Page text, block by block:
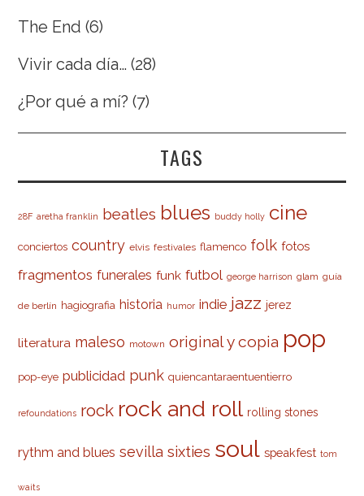
The End (6)
Vivir cada día… (28)
¿Por qué a mí? (7)
TAGS
28F aretha franklin beatles blues buddy holly cine
conciertos country elvis festivales flamenco folk fotos
fragmentos funerales funk futbol george harrison glam guía
de berlín hagiografia historia humor indie jazz jerez
literatura maleso motown original y copia pop
pop-eye publicidad punk quiencantaraentuentierro
refoundations rock rock and roll rolling stones
rythm and blues sevilla sixties soul speakfest tom
waits